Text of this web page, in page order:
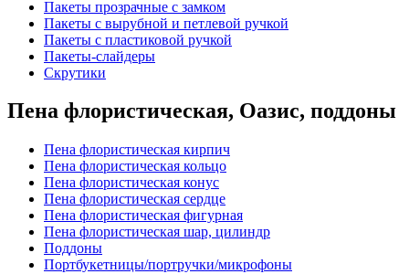
Пакеты прозрачные с замком
Пакеты с вырубной и петлевой ручкой
Пакеты с пластиковой ручкой
Пакеты-слайдеры
Скрутики
Пена флористическая, Оазис, поддоны
Пена флористическая кирпич
Пена флористическая кольцо
Пена флористическая конус
Пена флористическая сердце
Пена флористическая фигурная
Пена флористическая шар, цилиндр
Поддоны
Портбукетницы/портручки/микрофоны